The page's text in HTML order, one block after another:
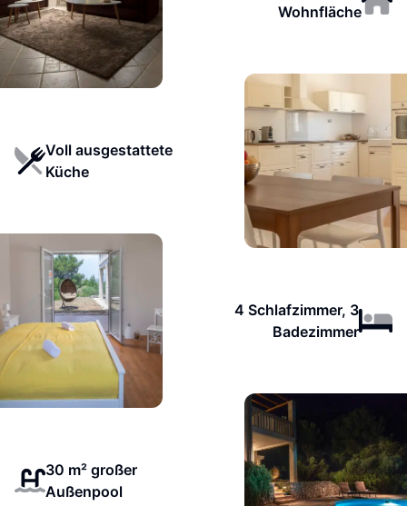
Wohnfläche
Voll ausgestattete
Küche
4 Schlafzimmer, 3
Badezimmer
30 m² großer
Außenpool